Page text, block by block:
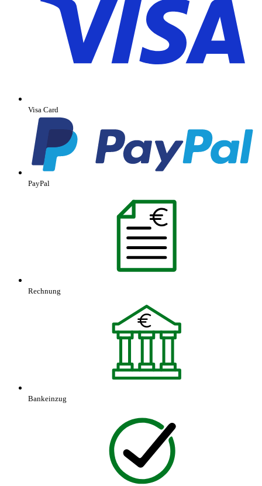
Visa Card
PayPal
Rechnung
Bankeinzug